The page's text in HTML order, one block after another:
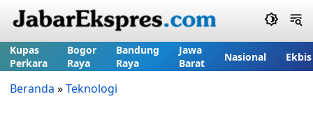
Kupas
Perkara
Bogor
Raya
Bandung
Raya
Jawa
Barat
Nasional Ekbis
Beranda »Teknologi